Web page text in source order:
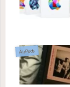
AirPods